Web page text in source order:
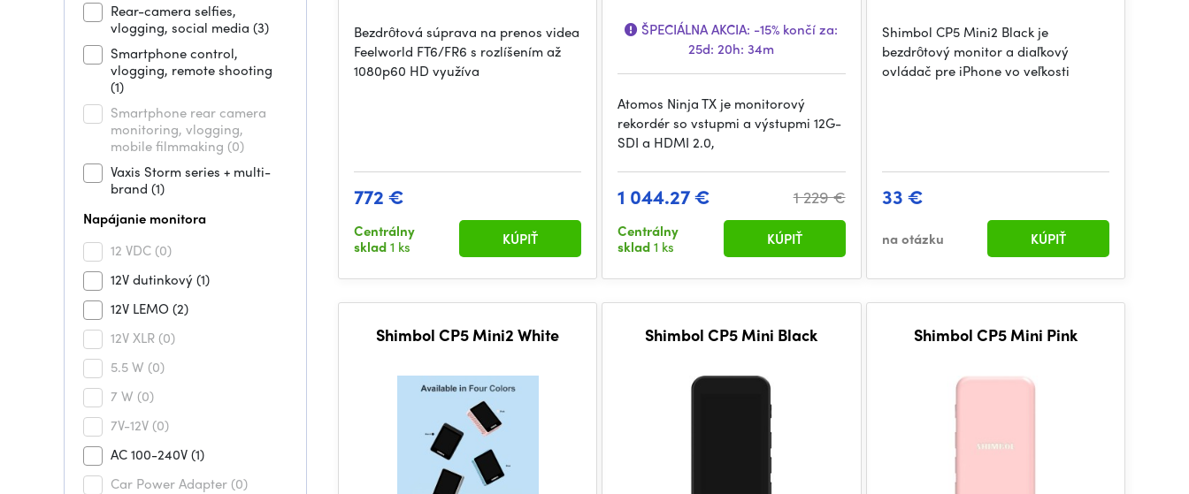
Rear-camera selfies,
vlogging, social media (3)
Smartphone control,
vlogging, remote shooting
(1)
Smartphone rear camera
monitoring, vlogging,
mobile filmmaking (0)
Vaxis Storm series + multi-
brand (1)
Napájanie monitora
12 VDC (0)
12V dutinkový(1)
12V LEMO(2)
12V XLR (0)
5.5 W (0)
7 W (0)
7V-12V (0)
AC 100-240V(1)
Car Power Adapter (0)
Bezdrôtová súprava na prenos videa
Feelworld FT6/FR6 s rozlíšením až
1080p60 HD využíva
772 €
Centrálny
sklad1 ks KÚPIŤ
ŠPECIÁLNA AKCIA: -15% končí za:
25d: 20h: 34m
Atomos Ninja TX je monitorový
rekordér so vstupmi a výstupmi 12G-
SDI a HDMI 2.0,
1 044.27 € 1 229 €
Centrálny
sklad1 ks KÚPIŤ
Shimbol CP5 Mini2 Black je
bezdrôtový monitor a diaľkový
ovládač pre iPhone vo veľkosti
33 €
na otázku KÚPIŤ
Shimbol CP5 Mini2 White Shimbol CP5 Mini Black Shimbol CP5 Mini Pink